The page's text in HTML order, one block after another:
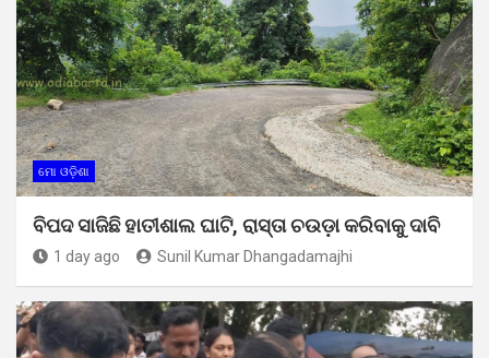
ମୋ ଓଡ଼ିଶା
ବିପଦ ସାଜିଛି ହାତୀଶାଲ ଘାଟି, ରାସ୍ତା ଚଉଡ଼ା କରିବାକୁ ଦାବି
1 day ago Sunil Kumar Dhangadamajhi